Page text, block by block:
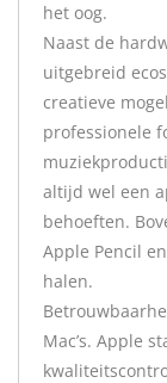
het oog.
Naast de
uitgebreid
creatieve
professionele
altijd wel een
behoeften.
Apple Pencil
halen.
Mac’s. Apple